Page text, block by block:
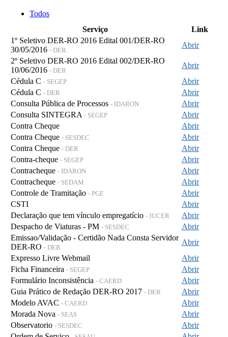
Todos
Serviço
Link
1º Seletivo DER-RO 2016 Edital 001/DER-RO
30/05/2016 - DER
Abrir
2º Seletivo DER-RO 2016 Edital 002/DER-RO
10/06/2016 - DER
Abrir
Cédula C - SEGEP
Abrir
Cédula C - DER
Abrir
Consulta Pública de Processos - IDARON
Abrir
Consulta SINTEGRA - SEGEP
Abrir
Contra Cheque
Abrir
Contra Cheque - SESDEC
Abrir
Contra Cheque - DER
Abrir
Contra-cheque - SEGEP
Abrir
Contracheque - IDARON
Abrir
Contracheque - SEDAM
Abrir
Controle de Tramitação - PGE
Abrir
CSTI
Abrir
Declaração que tem vínculo empregatício - JUCER
Abrir
Despacho de Viaturas - PM - SESDEC
Abrir
Emissao/Validação - Certidão Nada Consta Servidor
DER-RO - DER
Abrir
Expresso Livre Webmail
Abrir
Ficha Financeira - SEGEP
Abrir
Formulário Inconsistência - CAERD
Abrir
Guia Prático de Redação DER-RO 2017 - DER
Abrir
Modelo AVAC - CAERD
Abrir
Morada Nova - SEAS
Abrir
Observatorio - SESDEC
Abrir